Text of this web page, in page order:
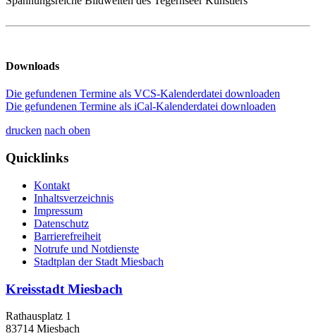
Downloads
Die gefundenen Termine als VCS-Kalenderdatei downloaden
Die gefundenen Termine als iCal-Kalenderdatei downloaden
drucken nach oben
Quicklinks
Kontakt
Inhaltsverzeichnis
Impressum
Datenschutz
Barrierefreiheit
Notrufe und Notdienste
Stadtplan der Stadt Miesbach
Kreisstadt Miesbach
Rathausplatz 1
83714 Miesbach